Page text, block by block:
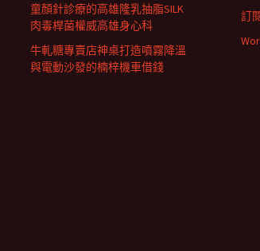
童顏針診療的高雄隆乳抽脂SILK
肉毒桿菌權威高雄身心科
牛軋糖專賣店神桌打造噴霧降溫
與電動沙發的楠梓機車借錢
訂